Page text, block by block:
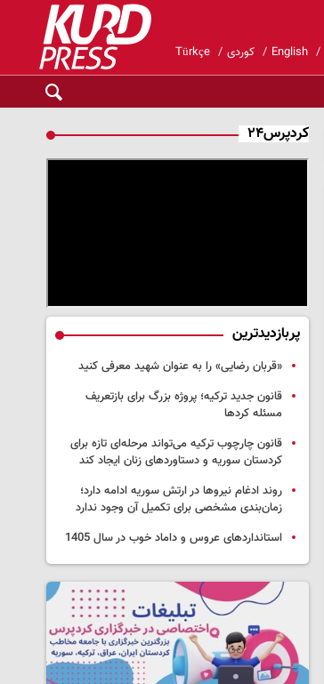
English کوردی Türkçe
کردپرس۲۴
پربازدیدترین
«قربان رضایی» را به عنوان شهید معرفی کنید
قانون جدید ترکیه؛ پروژه بزرگ‌ برای بازتعریف
مسئله کردها
قانون چارچوب ترکیه می‌تواند مرحله‌ای تازه برای
کردستان سوریه و دستاوردهای زنان ایجاد کند
روند ادغام نیروها در ارتش سوریه ادامه دارد؛
زمان‌بندی مشخصی برای تکمیل آن وجود ندارد
استانداردهای عروس و داماد خوب در سال 1405